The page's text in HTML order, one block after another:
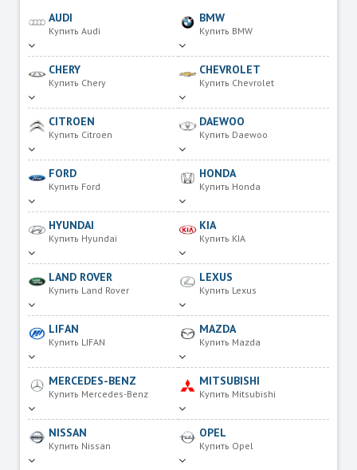
AUDI
Купить Audi
BMW
Купить BMW
CHERY
Купить Chery
CHEVROLET
Купить Chevrolet
CITROEN
Купить Citroen
DAEWOO
Купить Daewoo
FORD
Купить Ford
HONDA
Купить Honda
HYUNDAI
Купить Hyundai
KIA
Купить KIA
LAND ROVER
Купить Land Rover
LEXUS
Купить Lexus
LIFAN
Купить LIFAN
MAZDA
Купить Mazda
MERCEDES-BENZ
Купить Mercedes-Benz
MITSUBISHI
Купить Mitsubishi
NISSAN
Купить Nissan
OPEL
Купить Opel